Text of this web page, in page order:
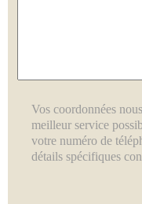
Vos coordonnées
meilleur service
votre numéro de
détails spécifiques